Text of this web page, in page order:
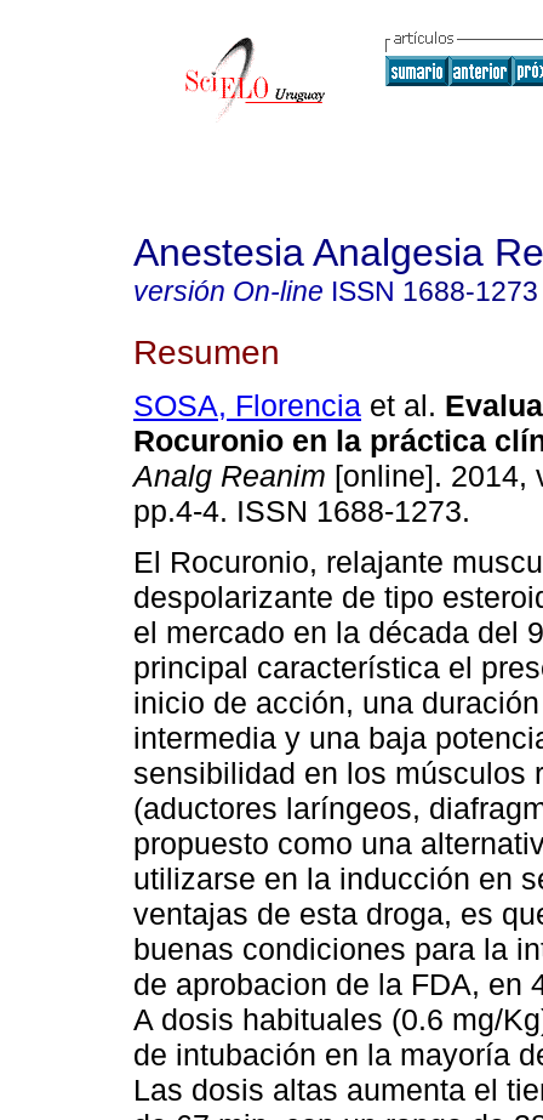
Anestesia Analgesia
versión On-line ISSN 1688-1273
Resumen
SOSA, Florencia et al.
Rocuronio en la práctica
Analg Reanim [online]. 2014,
pp.4-4. ISSN 1688-1273.
El Rocuronio, relajante
despolarizante de tipo
el mercado en la década del
principal característica el
inicio de acción, una
intermedia y una baja
sensibilidad en los músculos
(aductores laríngeos,
propuesto como una
utilizarse en la inducción en
ventajas de esta droga, es
buenas condiciones para la
de aprobacion de la FDA, en
A dosis habituales (0.6 mg/
de intubación en la mayoría
Las dosis altas aumenta el